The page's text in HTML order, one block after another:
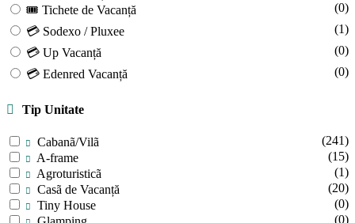
🎟 Tichete de Vacanță
(0)
💳 Sodexo / Pluxee
(1)
💳 Up Vacanță
(0)
💳 Edenred Vacanță
(0)
Tip Unitate
Cabanã/Vilã
(241)
A-frame
(15)
Agroturisticã
(1)
Casã de Vacanță
(20)
Tiny House
(0)
(0)